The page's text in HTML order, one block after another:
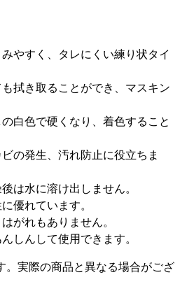
やすく、タレにくい練り状タイ
拭き取ることができ、マスキン
白色で硬くなり、着色すること
の発生、汚れ防止に役立ちま
は水に溶け出しません。
優れています。
がれもありません。
しんして使用できます。
実際の商品と異なる場合がござ